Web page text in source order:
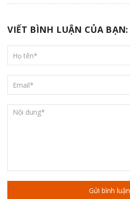
VIẾT BÌNH LUẬN CỦA BẠN:
Gửi bình luận